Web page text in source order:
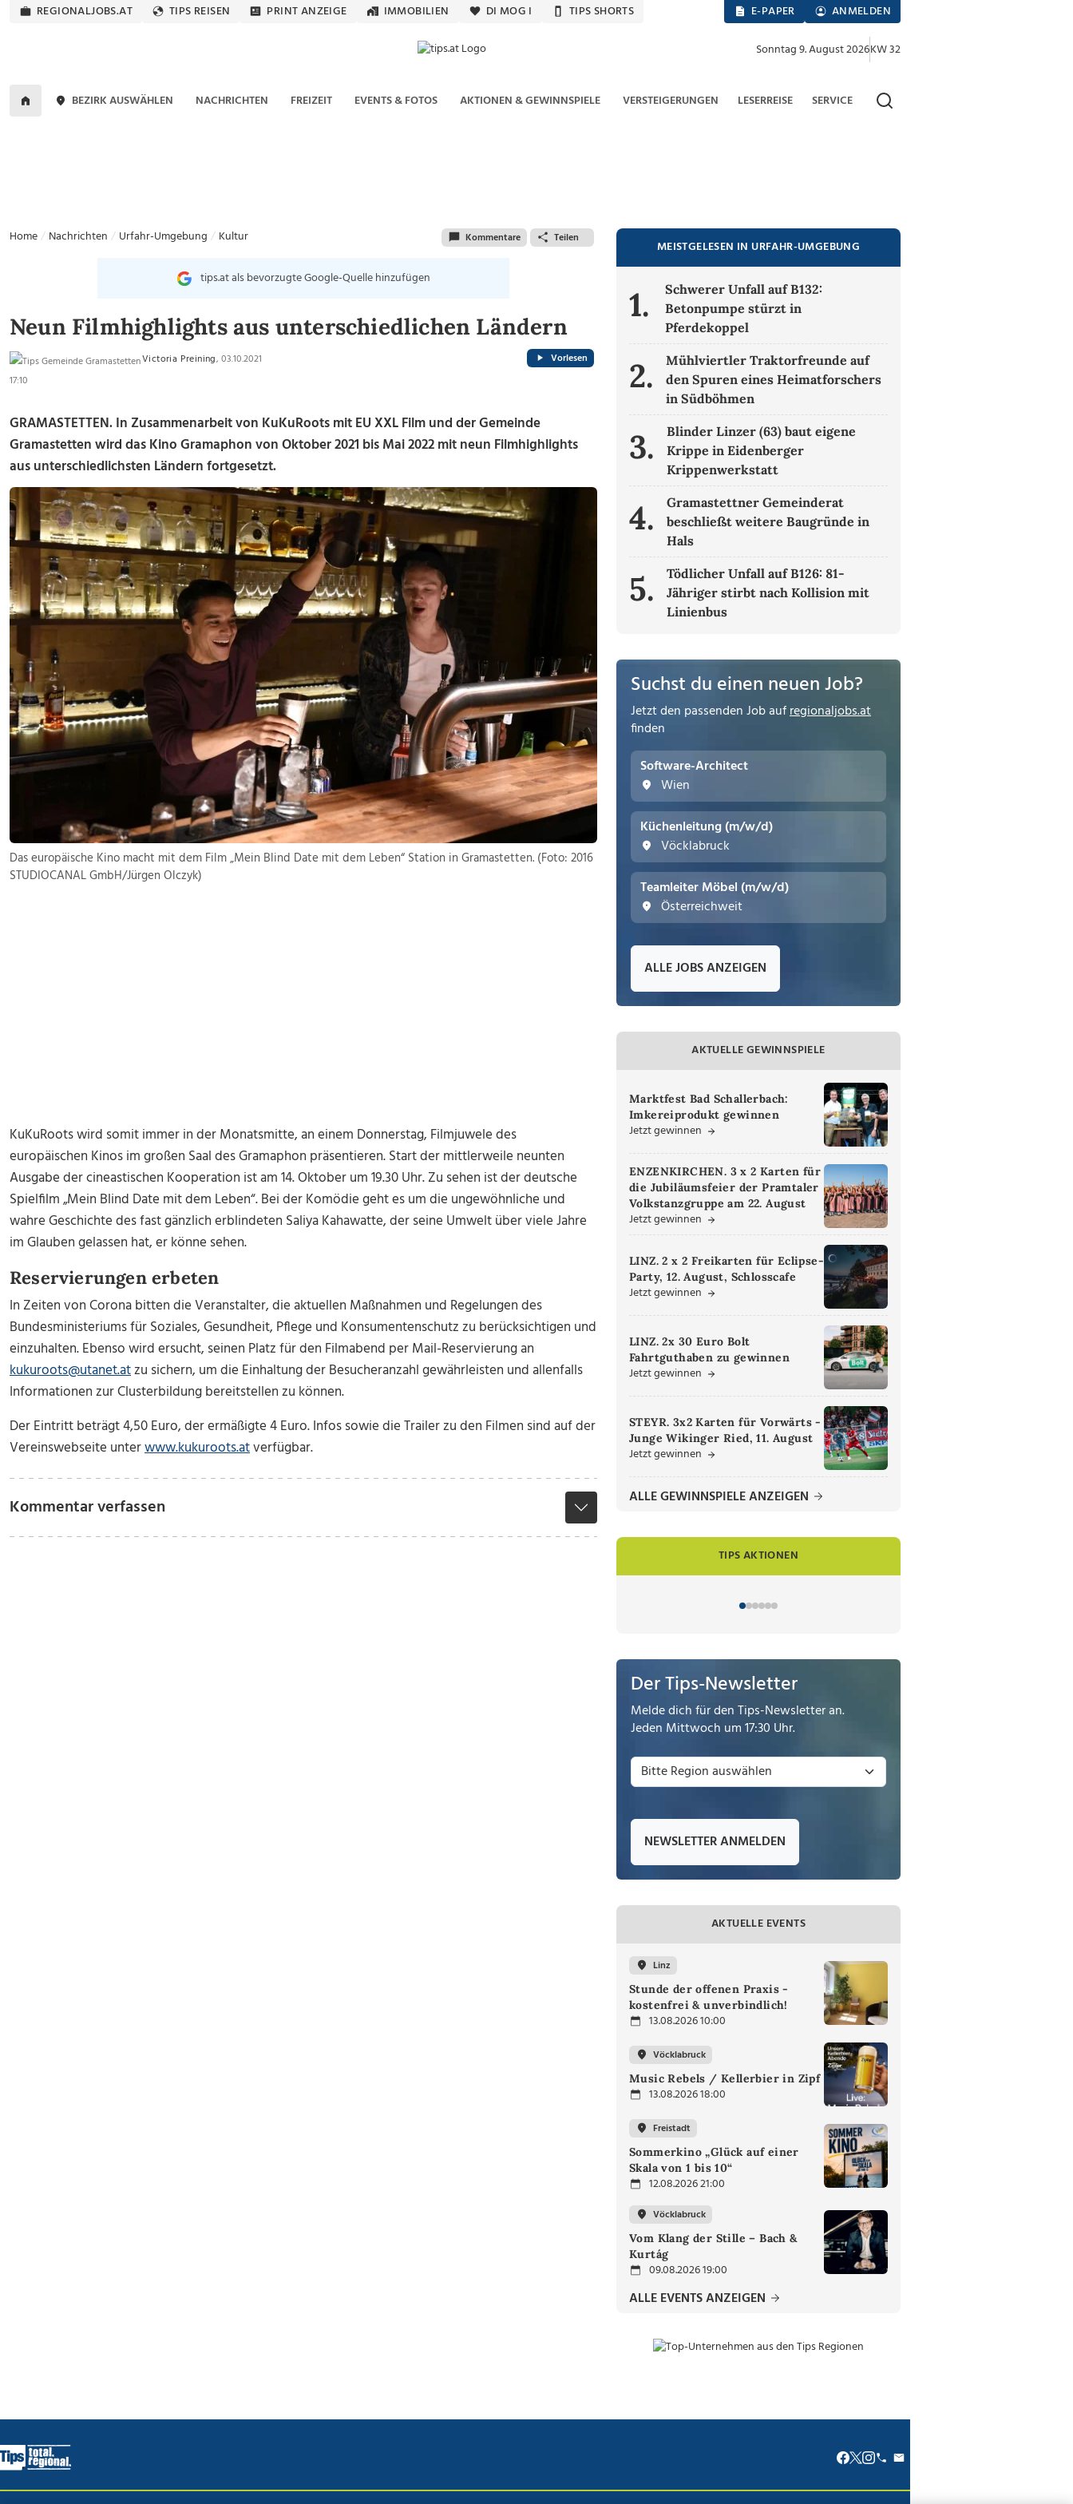
REGIONALJOBS.AT TIPS REISEN PRINT ANZEIGE IMMOBILIEN DI MOG I TIPS SHORTS E-PAPER ANMELDEN
Sonntag 9. August 2026KW 32
BEZIRK AUSWÄHLEN NACHRICHTEN FREIZEIT EVENTS & FOTOS AKTIONEN & GEWINNSPIELE VERSTEIGERUNGEN LESERREISE SERVICE
Home Nachrichten Urfahr-Umgebung Kultur Kommentare Teilen
tips.at als bevorzugte Google-Quelle hinzufügen
Neun Filmhighlights aus unterschiedlichen Ländern
Victoria Preining, 03.10.2021
17:10
Vorlesen
GRAMASTETTEN. In Zusammenarbeit von KuKuRoots mit EU XXL Film und der Gemeinde
Gramastetten wird das Kino Gramaphon von Oktober 2021 bis Mai 2022 mit neun Filmhighlights
aus unterschiedlichsten Ländern fortgesetzt.
Das europäische Kino macht mit dem Film „Mein Blind Date mit dem Leben“ Station in Gramastetten. (Foto: 2016
STUDIOCANAL GmbH/Jürgen Olczyk)
KuKuRoots wird somit immer in der Monatsmitte, an einem Donnerstag, Filmjuwele des
europäischen Kinos im großen Saal des Gramaphon präsentieren. Start der mittlerweile neunten
Ausgabe der cineastischen Kooperation ist am 14. Oktober um 19.30 Uhr. Zu sehen ist der deutsche
Spielfilm „Mein Blind Date mit dem Leben“. Bei der Komödie geht es um die ungewöhnliche und
wahre Geschichte des fast gänzlich erblindeten Saliya Kahawatte, der seine Umwelt über viele Jahre
im Glauben gelassen hat, er könne sehen.
Reservierungen erbeten
In Zeiten von Corona bitten die Veranstalter, die aktuellen Maßnahmen und Regelungen des
Bundesministeriums für Soziales, Gesundheit, Pflege und Konsumentenschutz zu berücksichtigen und
einzuhalten. Ebenso wird ersucht, seinen Platz für den Filmabend per Mail-Reservierung an
kukuroots@utanet.atzu sichern, um die Einhaltung der Besucheranzahl gewährleisten und allenfalls
Informationen zur Clusterbildung bereitstellen zu können.
Der Eintritt beträgt 4,50 Euro, der ermäßigte 4 Euro. Infos sowie die Trailer zu den Filmen sind auf der
Vereinswebseite unterwww.kukuroots.atverfügbar.
Kommentar verfassen
MEISTGELESEN IN URFAHR-UMGEBUNG
1.
Schwerer Unfall auf B132:
Betonpumpe stürzt in
Pferdekoppel
2.
Mühlviertler Traktorfreunde auf
den Spuren eines Heimatforschers
in Südböhmen
3.
Blinder Linzer (63) baut eigene
Krippe in Eidenberger
Krippenwerkstatt
4.
Gramastettner Gemeinderat
beschließt weitere Baugründe in
Hals
5.
Tödlicher Unfall auf B126: 81-
Jähriger stirbt nach Kollision mit
Linienbus
Suchst du einen neuen Job?
Jetzt den passenden Job aufregionaljobs.at
finden
Software-Architect
Wien
Küchenleitung (m/w/d)
Vöcklabruck
Teamleiter Möbel (m/w/d)
Österreichweit
ALLE JOBS ANZEIGEN
AKTUELLE GEWINNSPIELE
Marktfest Bad Schallerbach:
Imkereiprodukt gewinnen
Jetzt gewinnen
ENZENKIRCHEN. 3 x 2 Karten für
die Jubiläumsfeier der Pramtaler
Volkstanzgruppe am 22. August
Jetzt gewinnen
LINZ. 2 x 2 Freikarten für Eclipse-
Party, 12. August, Schlosscafe
Jetzt gewinnen
LINZ. 2x 30 Euro Bolt
Fahrtguthaben zu gewinnen
Jetzt gewinnen
STEYR. 3x2 Karten für Vorwärts -
Junge Wikinger Ried, 11. August
Jetzt gewinnen
ALLE GEWINNSPIELE ANZEIGEN
TIPS AKTIONEN
Der Tips-Newsletter
Melde dich für den Tips-Newsletter an.
Jeden Mittwoch um 17:30 Uhr.
NEWSLETTER ANMELDEN
AKTUELLE EVENTS
Linz
Stunde der offenen Praxis -
kostenfrei & unverbindlich!
13.08.2026 10:00
Vöcklabruck
Music Rebels / Kellerbier in Zipf
13.08.2026 18:00
Freistadt
Sommerkino „Glück auf einer
Skala von 1 bis 10“
12.08.2026 21:00
Vöcklabruck
Vom Klang der Stille – Bach &
Kurtág
09.08.2026 19:00
ALLE EVENTS ANZEIGEN